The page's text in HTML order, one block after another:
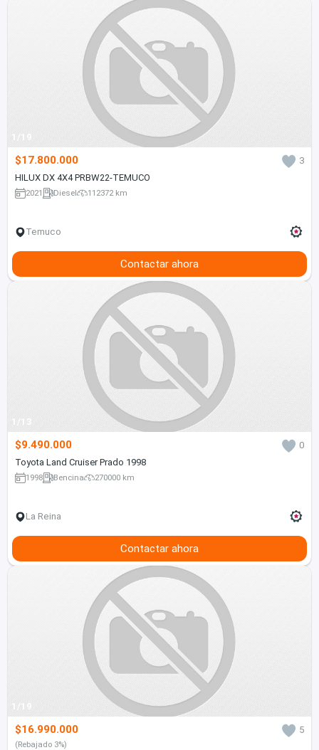
1/19
$17.800.000
3
HILUX DX 4X4 PRBW22-TEMUCO
2021 Diesel 112372 km
Temuco
Contactar ahora
1/13
$9.490.000
0
Toyota Land Cruiser Prado 1998
1998 Bencina 270000 km
La Reina
Contactar ahora
1/19
$16.990.000 5
(Rebajado 3%)